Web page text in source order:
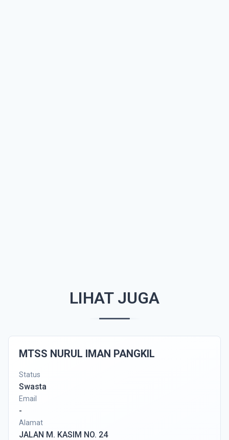
LIHAT JUGA
MTSS NURUL IMAN PANGKIL
Status
Swasta
Email
-
Alamat
JALAN M. KASIM NO. 24